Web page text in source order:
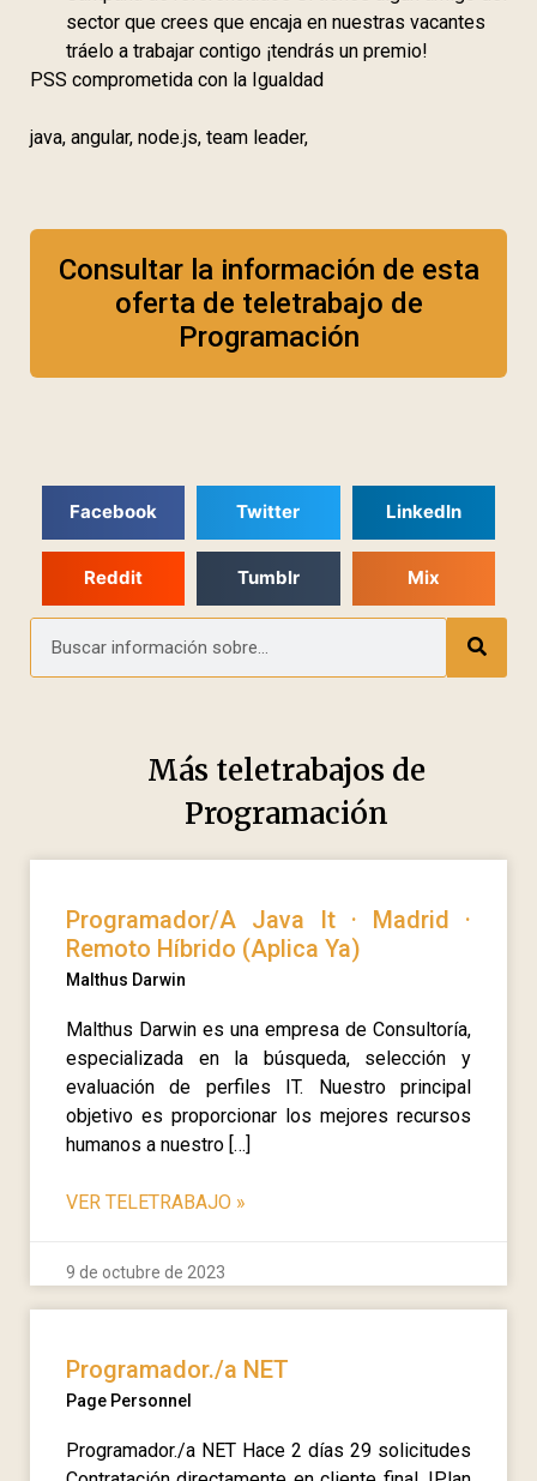
sector que crees que encaja en nuestras vacantes
tráelo a trabajar contigo ¡tendrás un premio!
PSS comprometida con la Igualdad
java, angular, node.js, team leader,
Consultar la información de esta
oferta de teletrabajo de
Programación
Facebook Twitter LinkedIn
Reddit Tumblr Mix
Más teletrabajos de
Programación
Programador/A Java It · Madrid ·
Remoto Híbrido (Aplica Ya)
Malthus Darwin
Malthus Darwin es una empresa de Consultoría,
especializada en la búsqueda, selección y
evaluación de perfiles IT. Nuestro principal
objetivo es proporcionar los mejores recursos
humanos a nuestro […]
VER TELETRABAJO »
9 de octubre de 2023
Programador./a NET
Page Personnel
Programador./a NET Hace 2 días 29 solicitudes